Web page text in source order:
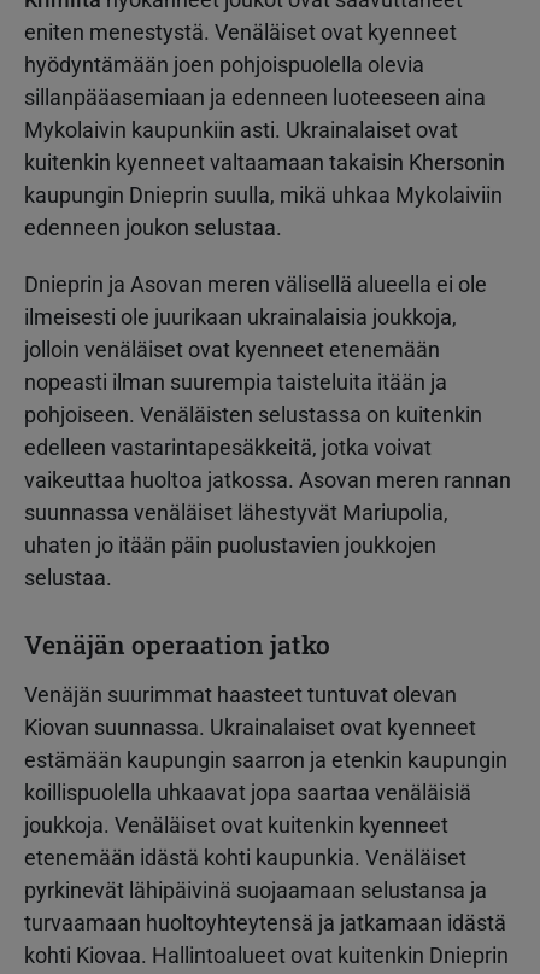
eniten menestystä. Venäläiset ovat kyenneet
hyödyntämään joen pohjoispuolella olevia
sillanpääasemiaan ja edenneen luoteeseen aina
Mykolaivin kaupunkiin asti. Ukrainalaiset ovat
kuitenkin kyenneet valtaamaan takaisin Khersonin
kaupungin Dnieprin suulla, mikä uhkaa Mykolaiviin
edenneen joukon selustaa.
Dnieprin ja Asovan meren välisellä alueella ei ole
ilmeisesti ole juurikaan ukrainalaisia joukkoja,
jolloin venäläiset ovat kyenneet etenemään
nopeasti ilman suurempia taisteluita itään ja
pohjoiseen. Venäläisten selustassa on kuitenkin
edelleen vastarintapesäkkeitä, jotka voivat
vaikeuttaa huoltoa jatkossa. Asovan meren rannan
suunnassa venäläiset lähestyvät Mariupolia,
uhaten jo itään päin puolustavien joukkojen
selustaa.
Venäjän operaation jatko
Venäjän suurimmat haasteet tuntuvat olevan
Kiovan suunnassa. Ukrainalaiset ovat kyenneet
estämään kaupungin saarron ja etenkin kaupungin
koillispuolella uhkaavat jopa saartaa venäläisiä
joukkoja. Venäläiset ovat kuitenkin kyenneet
etenemään idästä kohti kaupunkia. Venäläiset
pyrkinevät lähipäivinä suojaamaan selustansa ja
turvaamaan huoltoyhteytensä ja jatkamaan idästä
kohti Kiovaa. Hallintoalueet ovat kuitenkin Dnieprin